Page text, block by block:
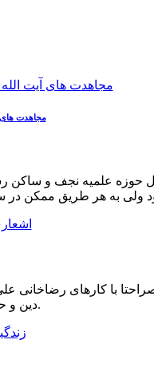
مجاهدت های
علمیه نجف و ساکن
با کارهای
دین و حجاب خود، هفت سال از منزل بیرون نیامدند.